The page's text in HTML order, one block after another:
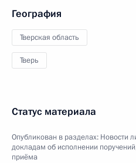
География
Тверская область
Тверь
Статус материала
Опубликован в разделах: Новости
докладам об исполнении
приёма